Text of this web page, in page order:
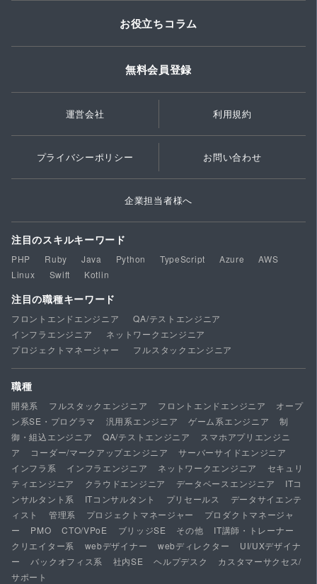
お役立ちコラム
無料会員登録
運営会社 利用規約
プライバシーポリシー お問い合わせ
企業担当者様へ
注目のスキルキーワード
PHP Ruby Java Python TypeScript Azure
AWS
Linux
Swift Kotlin
注目の職種キーワード
フロントエンドエンジニア
QA/テストエンジニア
インフラエンジニア
ネットワークエンジニア
プロジェクトマネージャー
フルスタックエンジニア
職種
開発系 フルスタックエンジニア フロントエンドエンジニア
オープ
ン系SE・プログラマ
汎用系エンジニア ゲーム系エンジニア
制
御・組込エンジニア
QA/テストエンジニア
スマホアプリエンジニ
ア
コーダー/マークアップエンジニア
サーバーサイドエンジニア
インフラ系
インフラエンジニア ネットワークエンジニア
セキュリ
ティエンジニア
クラウドエンジニア データベースエンジニア
ITコ
ンサルタント系
ITコンサルタント プリセールス
データサイエンテ
ィスト
管理系 プロジェクトマネージャー
プロダクトマネージャ
ー
PMO CTO/VPoE ブリッジSE その他
IT講師・トレーナー
クリエイター系
webデザイナー webディレクター
UI/UXデザイナ
ー
バックオフィス系 社内SE ヘルプデスク
カスタマーサクセス/
サポート